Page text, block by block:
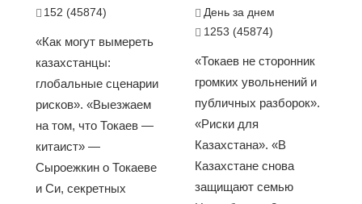
152 (45874)
«Как могут вымереть
казахстанцы:
глобальные сценарии
рисков». «Выезжаем
на том, что Токаев —
китаист» —
Сыроежкин о Токаеве
и Си, секретных
День за днем
1253 (45874)
«Токаев не сторонник
громких увольнений и
публичных разборок».
«Риски для
Казахстана». «В
Казахстане снова
защищают семью